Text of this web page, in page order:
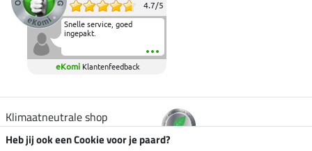
4.7/5
Snelle service, goed
ingepakt.
eKomi Klantenfeedback
Klimaatneutrale shop
Heb jij ook een Cookie voor je paard?